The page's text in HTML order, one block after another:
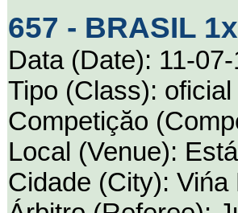
657 - BRASIL
Data (Date): 11-
Tipo (Class):
Competiçăo
Local (Venue):
Cidade (City):